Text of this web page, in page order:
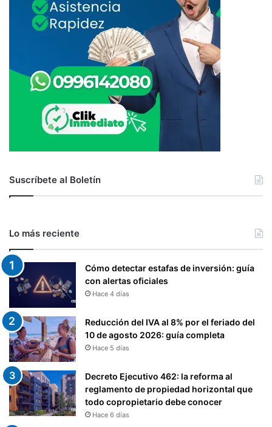
Suscríbete al Boletín
Lo más reciente
Cómo detectar estafas de inversión: guía
con alertas oficiales
Hace 4 días
Reducción del IVA al 8% por el feriado del
10 de agosto 2026: guía completa
Hace 5 días
Decreto Ejecutivo 462: la reforma al
reglamento de propiedad horizontal que
todo copropietario debe conocer
Hace 6 días